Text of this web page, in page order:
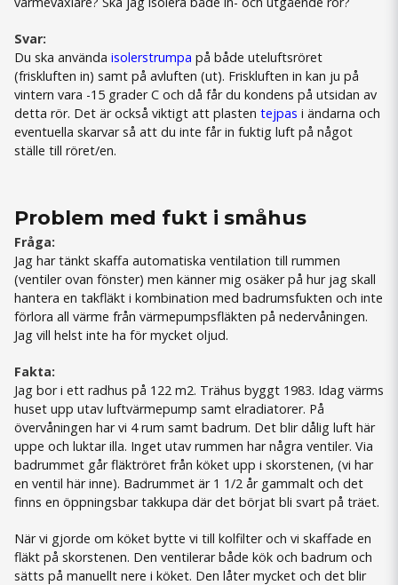
Svar:
Du ska använda isolerstrumpa på både uteluftsröret
(friskluften in) samt på avluften (ut). Friskluften in kan ju på
vintern vara -15 grader C och då får du kondens på utsidan av
detta rör. Det är också viktigt att plasten tejpas i ändarna och
eventuella skarvar så att du inte får in fuktig luft på något
ställe till röret/en.
Problem med fukt i småhus
Fråga:
Jag har tänkt skaffa automatiska ventilation till rummen
(ventiler ovan fönster) men känner mig osäker på hur jag skall
hantera en takfläkt i kombination med badrumsfukten och inte
förlora all värme från värmepumpsfläkten på nedervåningen.
Jag vill helst inte ha för mycket oljud.
Fakta:
Jag bor i ett radhus på 122 m2. Trähus byggt 1983. Idag värms
huset upp utav luftvärmepump samt elradiatorer. På
övervåningen har vi 4 rum samt badrum. Det blir dålig luft här
uppe och luktar illa. Inget utav rummen har några ventiler. Via
badrummet går fläktröret från köket upp i skorstenen, (vi har
en ventil här inne). Badrummet är 1 1/2 år gammalt och det
finns en öppningsbar takkupa där det börjat bli svart på träet.
När vi gjorde om köket bytte vi till kolfilter och vi skaffade en
fläkt på skorstenen. Den ventilerar både kök och badrum och
sätts på manuellt nere i köket. Den låter mycket och det blir